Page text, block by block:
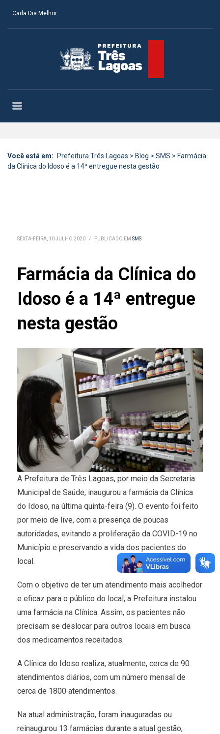
Cada Dia Melhor
Você está em: Prefeitura Três Lagoas > Blog > SMS > Farmácia
da Clínica do Idoso é a 14ª entregue nesta gestão
SEXTA-FEIRA, 10 JULHO 2020 / PUBLICADO EM SMS
Farmácia da Clínica do
Idoso é a 14ª entregue
nesta gestão
A Prefeitura de Três Lagoas, por meio da Secretaria
Municipal de Saúde, inaugurou a farmácia da Clínica
do Idoso, na última quinta-feira (9). O evento foi feito
por meio de live, com a presença de poucas
autoridades, evitando a proliferação da COVID-19 no
Município e preservando a vida dos pacientes do
local.
Com o objetivo de ter um atendimento mais acolhedor
e eficaz para o público do local, a Prefeitura instalou
uma farmácia na Clínica. Assim, os pacientes não
precisam se deslocar para outros locais em busca
dos medicamentos receitados.
A Clínica do Idoso realiza, atualmente, cerca de 90
atendimentos diários, com um número mensal de
cerca de 1800 atendimentos.
Na atual administração, foram inauguradas ou
reinaugurou 13 farmácias durante a atual gestão,